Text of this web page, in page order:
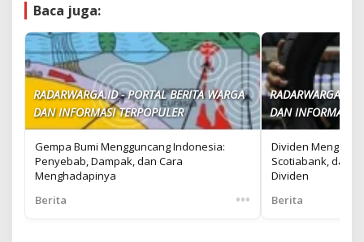
Baca juga:
RADARWARGA.ID - PORTAL BERITA WARGA
DAN INFORMASI TERPOPULER
Gempa Bumi Mengguncang Indonesia:
Penyebab, Dampak, dan Cara
Menghadapinya
Berita
•••
RADARWARGA.ID
DAN INFORMASI
Dividen Mengalir:
Scotiabank, dan
Dividen
Berita